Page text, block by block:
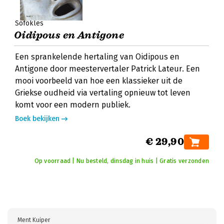
Sofokles
Oidipous en Antigone
Een sprankelende hertaling van Oidipous en
Antigone door meestervertaler Patrick Lateur. Een
mooi voorbeeld van hoe een klassieker uit de
Griekse oudheid via vertaling opnieuw tot leven
komt voor een modern publiek.
Boek bekijken
€ 29,90
Op voorraad | Nu besteld, dinsdag in huis | Gratis verzonden
Ment Kuiper